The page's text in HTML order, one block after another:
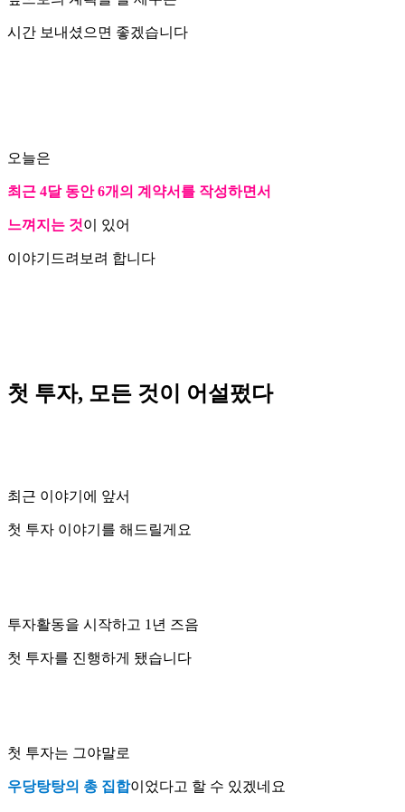
시간 보내셨으면 좋겠습니다
오늘은
최근 4달 동안 6개의 계약서를 작성하면서
느껴지는 것이 있어
이야기드려보려 합니다
첫 투자, 모든 것이 어설펐다
최근 이야기에 앞서
첫 투자 이야기를 해드릴게요
투자활동을 시작하고 1년 즈음
첫 투자를 진행하게 됐습니다
첫 투자는 그야말로
우당탕탕의 총 집합이었다고 할 수 있겠네요